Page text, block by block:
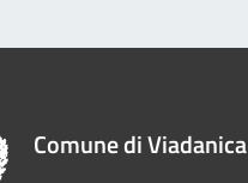
Comune di Viadanica